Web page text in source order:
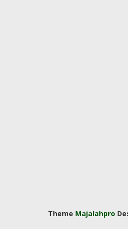
Theme Majalahpro